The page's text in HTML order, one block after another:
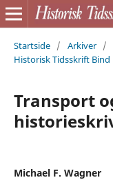
Startside / Arkiver /
Historisk Tidsskrift
Transport
Michael F. Wagner